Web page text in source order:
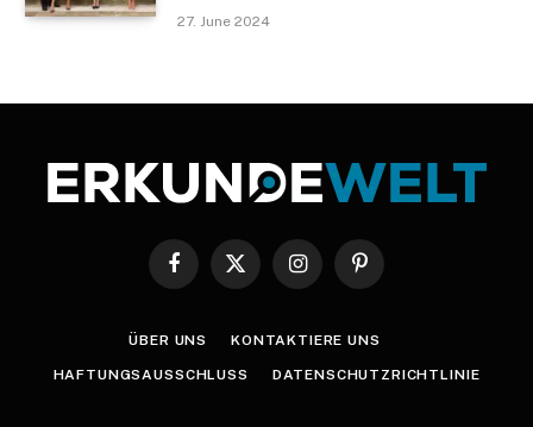
27. June 2024
Facebook
X
InstagramPinterest
ÜBER UNS KONTAKTIERE UNS
HAFTUNGSAUSSCHLUSS DATENSCHUTZRICHTLINIE